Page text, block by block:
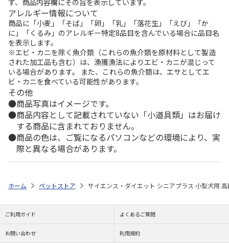
アレルギー情報について
商品に「小麦」「そば」「卵」「乳」「落花生」「えび」「か
に」「くるみ」のアレルギー特定8品目を含んでいる場合に品目名
を表示します。
※エビ・カニを除く魚介類（これらの魚介類を原材料として製造
された加工品も含む）は、漁獲漁法によりエビ・カニが混じって
いる場合があります。 また、これらの魚介類は、エサとしてエ
ビ・カニを食べている可能性があります。
その他
商品写真はイメージです。
商品内容として記載されていない「小道具類」はお届け
する商品に含まれておりません。
商品の色は、ご覧になるパソコンなどの環境により、実
際と異なる場合があります。
ホーム ペットストア サイエンス・ダイエット シニアプラス 小型犬用
ご利用ガイド よくあるご質問
お問い合わせ 利用規約